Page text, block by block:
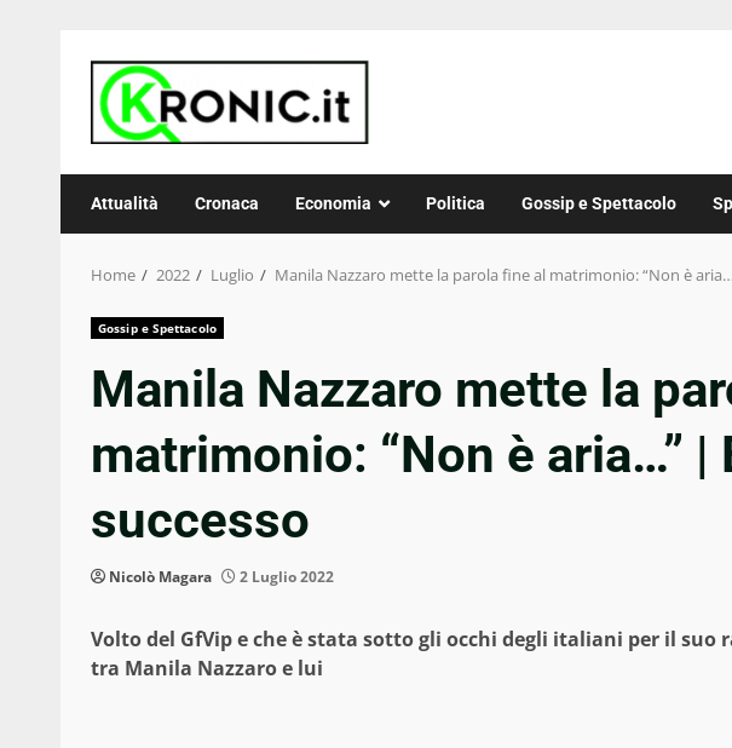
content
Attualità Cronaca Economia Politica Gossip e Spettacolo
Home 2022 Luglio Manila Nazzaro mette la parola fine al matrimonio: “Non è
Gossip e Spettacolo
Manila Nazzaro mette la
matrimonio: “Non è aria…” |
successo
Nicolò Magara 2 Luglio 2022
Volto del GfVip e che è stata sotto gli occhi degli italiani per il suo
tra Manila Nazzaro e lui